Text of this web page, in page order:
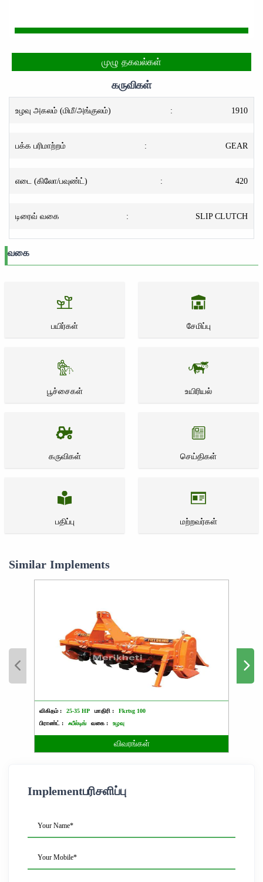
முழு தகவல்கள்
கருவிகள்
உழவு அகலம் (மிமீ/அங்குலம்) : 1910
பக்க பரிமாற்றம் : GEAR
எடை (கிலோ/பவுண்ட்) : 420
டிரைவ் வகை : SLIP CLUTCH
வகை
பயிர்கள் சேமிப்பு
பூச்சைகள் உயிரியல்
கருவிகள் செய்திகள்
பதிப்பு மற்றவர்கள்
Similar Implements
விகிதம் : 25-35 HP மாதிரி :
Fkrtsg 100
பிராண்ட் :
ஃபீல்டிங் வகை : உழவு
விவரங்கள்
Implementபரிசளிப்பு
Your Name*
Your Mobile*